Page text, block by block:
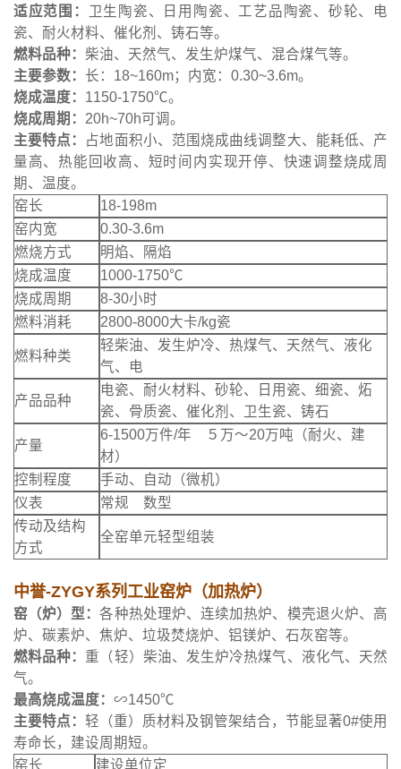
适应范围： 卫生陶瓷、日用陶瓷、工艺品陶瓷、砂轮、电
瓷、耐火材料、催化剂、铸石等。
燃料品种： 柴油、天然气、发生炉煤气、混合煤气等。
主要参数： 长：18~160m；内宽：0.30~3.6m。
烧成温度： 1150-1750℃。
烧成周期： 20h~70h可调。
主要特点： 占地面积小、范围烧成曲线调整大、能耗低、产
量高、热能回收高、短时间内实现开停、快速调整烧成周
期、温度。
窑长
18-198m
窑内宽
0.30-3.6m
燃烧方式
明焰、隔焰
烧成温度
1000-1750℃
烧成周期
8-30小时
燃料消耗
2800-8000大卡/kg瓷
燃料种类
轻柴油、发生炉冷、热煤气、天然气、液化
气、电
产品品种
电瓷、耐火材料、砂轮、日用瓷、细瓷、炻
瓷、骨质瓷、催化剂、卫生瓷、铸石
产量
6-1500万件/年 ５万～20万吨（耐火、建
材）
控制程度
手动、自动（微机）
仪表
常规 数型
传动及结构
方式
全窑单元轻型组装
中誉-ZYGY系列工业窑炉（加热炉）
窑（炉）型：各种热处理炉、连续加热炉、模壳退火炉、高
炉、碳素炉、焦炉、垃圾焚烧炉、铝镁炉、石灰窑等。
燃料品种： 重（轻）柴油、发生炉冷热煤气、液化气、天然
气。
最高烧成温度： ∽1450℃
主要特点： 轻（重）质材料及钢管架结合，节能显著0#使用
寿命长，建设周期短。
窑长
建设单位定